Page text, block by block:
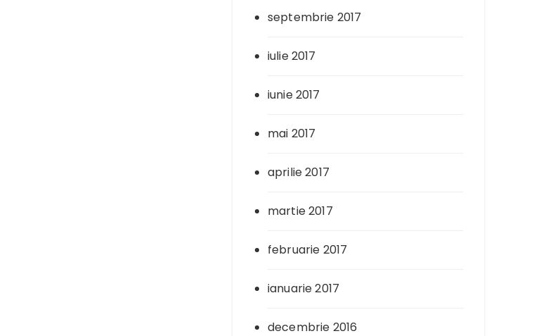
septembrie 2017
iulie 2017
iunie 2017
mai 2017
aprilie 2017
martie 2017
februarie 2017
ianuarie 2017
decembrie 2016